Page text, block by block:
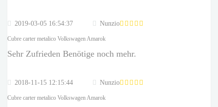
2019-03-05 16:54:37 Nunzio
Cubre carter metalico Volkswagen Amarok
Sehr Zufrieden Benötige noch mehr.
2018-11-15 12:15:44 Nunzio
Cubre carter metalico Volkswagen Amarok